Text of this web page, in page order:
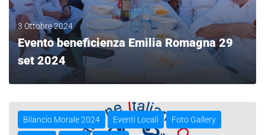
3 Ottobre 2024
Evento beneficienza Emilia Romagna 29
set 2024
LEGGI
Bilancio Morale 2024 Eventi Locali Foto Gallery